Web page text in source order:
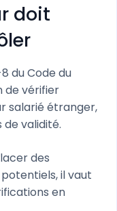
doit
du Code du
de vérifier
salarié étranger,
validité.
des
il vaut
en